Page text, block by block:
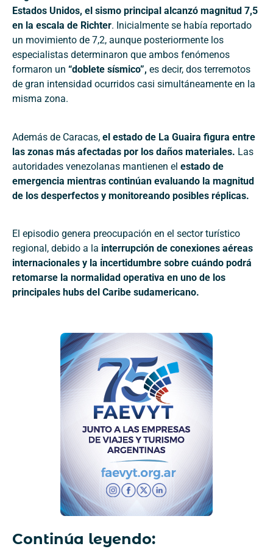
Estados Unidos, el sismo principal alcanzó magnitud 7,5
en la escala de Richter. Inicialmente se había reportado
un movimiento de 7,2, aunque posteriormente los
especialistas determinaron que ambos fenómenos
formaron un “doblete sísmico”, es decir, dos terremotos
de gran intensidad ocurridos casi simultáneamente en la
misma zona.
Además de Caracas, el estado de La Guaira figura entre
las zonas más afectadas por los daños materiales. Las
autoridades venezolanas mantienen el estado de
emergencia mientras continúan evaluando la magnitud
de los desperfectos y monitoreando posibles réplicas.
El episodio genera preocupación en el sector turístico
regional, debido a la interrupción de conexiones aéreas
internacionales y la incertidumbre sobre cuándo podrá
retomarse la normalidad operativa en uno de los
principales hubs del Caribe sudamericano.
Continúa leyendo: